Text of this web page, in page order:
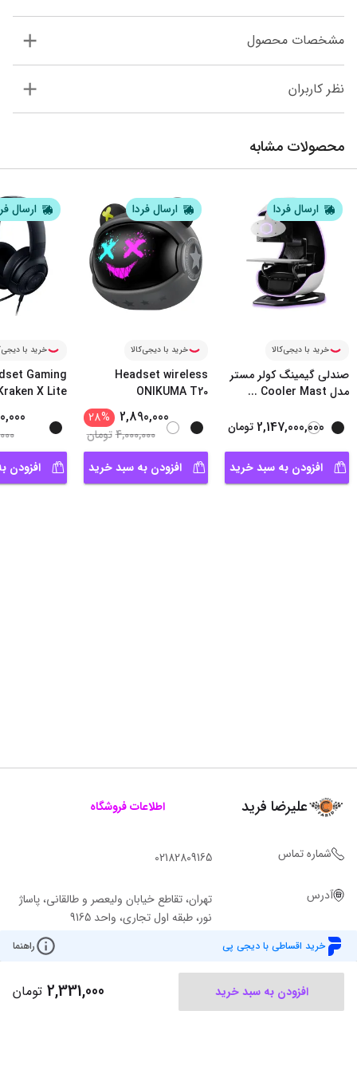
مشخصات محصول
نظر کاربران
محصولات مشابه
ارسال فردا
خرید با دیجی‌کالا
صندلی گیمینگ کولر مستر
مدل Cooler Mast
...
2,147,000,000 تومان
افزودن به سبد خرید
ارسال فردا
خرید با دیجی‌کالا
Headset wireless
ONIKUMA T20
2,890,000
%
28
4,000,000تومان
افزودن به سبد خرید
ارسال
خرید با
Gaming
X Lite
افزودن
خرید اقساطی با دیجی پی راهنما
افزودن به سبد خرید 2,331,000 تومان
علیرضا فرید اطلاعات فروشگاه
شماره تماس 02182809165
آدرس
تهران، تقاطع خیابان ولیعصر و طالقانی، پاساژ
نور، طبقه اول تجاری، واحد 9165